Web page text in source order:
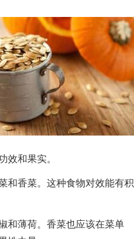
和果实。
和香菜。这种食物对效能有积
和薄荷。香菜也应该在菜单